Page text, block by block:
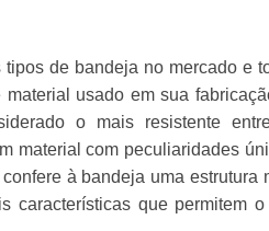
de bandeja no mercado e
usado em sua
o mais resistente
material com peculiaridades
à bandeja uma estrutura
características que permitem o